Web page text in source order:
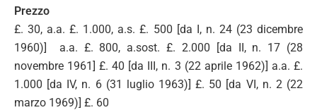
Prezzo
£. 30, a.a. £. 1.000, a.s. £. 500 [da I, n. 24 (23 dicembre
1960)] a.a. £. 800, a.sost. £. 2.000 [da II, n. 17 (28
novembre 1961] £. 40 [da III, n. 3 (22 aprile 1962)] a.a. £.
1.000 [da IV, n. 6 (31 luglio 1963)] £. 50 [da VI, n. 2 (22
marzo 1969)] £. 60